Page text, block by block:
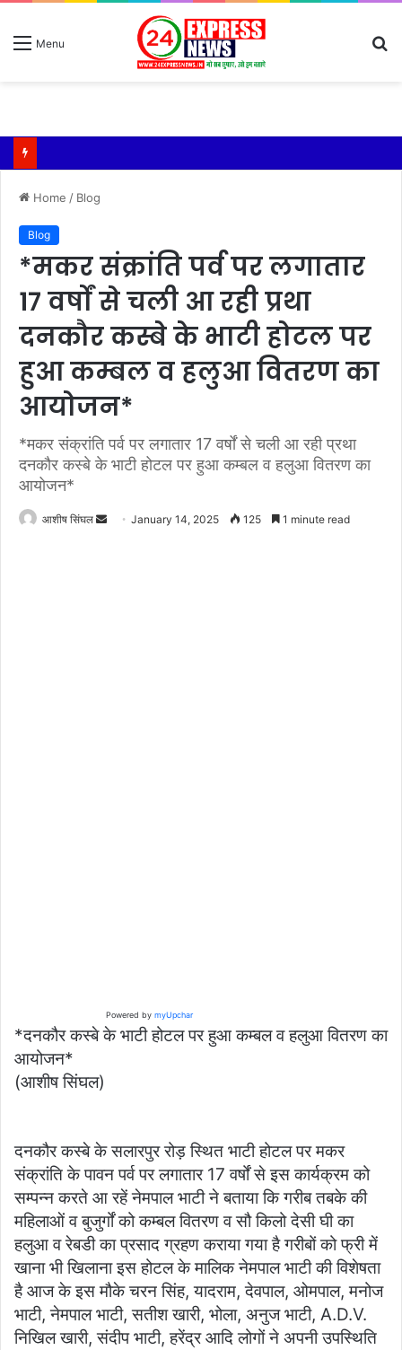
Menu
Home / Blog
Blog
*मकर संक्रांति पर्व पर लगातार
17 वर्षों से चली आ रही प्रथा
दनकौर कस्बे के भाटी होटल पर
हुआ कम्बल व हलुआ वितरण का
आयोजन*
*मकर संक्रांति पर्व पर लगातार 17 वर्षों से चली आ रही प्रथा
दनकौर कस्बे के भाटी होटल पर हुआ कम्बल व हलुआ वितरण का
आयोजन*
आशीष सिंघल
SendJanuary 14, 2025 125 1 minute read
Powered bymyUpchar
*दनकौर कस्बे के भाटी होटल पर हुआ कम्बल व हलुआ वितरण का
आयोजन*
(आशीष सिंघल)
दनकौर कस्बे के सलारपुर रोड़ स्थित भाटी होटल पर मकर
संक्रांति के पावन पर्व पर लगातार 17 वर्षों से इस कार्यक्रम को
सम्पन्न करते आ रहें नेमपाल भाटी ने बताया कि गरीब तबके की
महिलाओं व बुजुर्गों को कम्बल वितरण व सौ किलो देसी घी का
हलुआ व रेबडी का प्रसाद ग्रहण कराया गया है गरीबों को फ्री में
खाना भी खिलाना इस होटल के मालिक नेमपाल भाटी की विशेषता
है आज के इस मौके चरन सिंह, यादराम, देवपाल, ओमपाल, मनोज
भाटी, नेमपाल भाटी, सतीश खारी, भोला, अनुज भाटी, A.D.V.
निखिल खारी, संदीप भाटी, हरेंद्र आदि लोगों ने अपनी उपस्थिति